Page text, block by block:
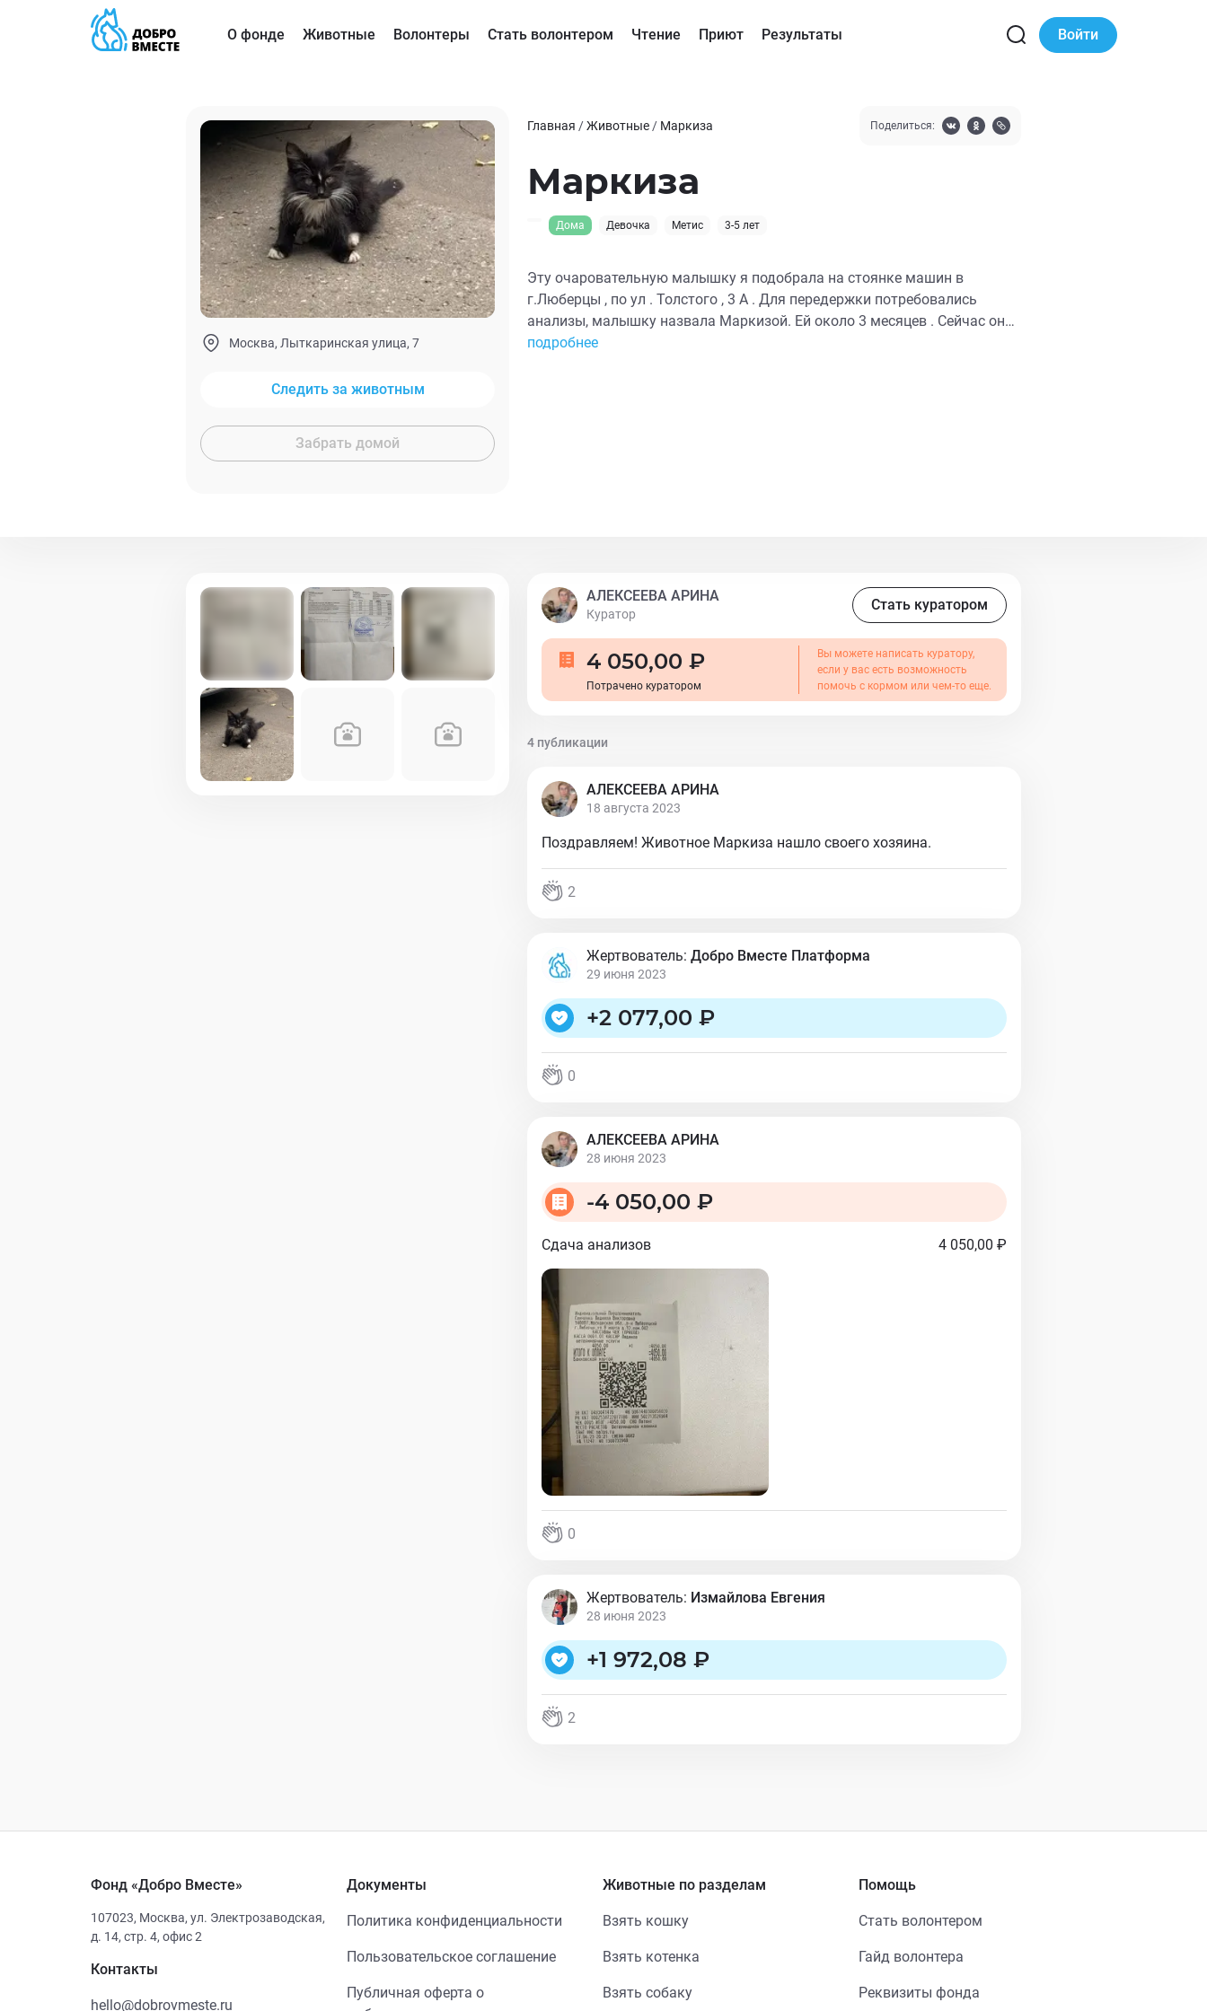
О фонде Животные Волонтеры Стать волонтером Чтение Приют Результаты Войти
Москва, Лыткаринская улица, 7
Следить за животным
Забрать домой
Главная /Животные / Маркиза Поделиться:
Маркиза
Дома Девочка Метис 3-5 лет
Эту очаровательную малышку я подобрала на стоянке машин в
г.Люберцы , по ул . Толстого , 3 А . Для передержки потребовались
анализы, малышку назвала Маркизой. Ей около 3 месяцев . Сейчас она
на передержке . Адаптируется . Ждём результатов анализов .
подробнее
АЛЕКСЕЕВА АРИНА
Куратор
Стать куратором
4 050,00 ₽
Потрачено куратором
Вы можете написать куратору,
если у вас есть возможность
помочь с кормом или чем-то еще.
4 публикации
АЛЕКСЕЕВА АРИНА
18 августа 2023
Поздравляем! Животное Маркиза нашло своего хозяина.
2
Жертвователь: Добро Вместе Платформа
29 июня 2023
+2 077,00 ₽
0
АЛЕКСЕЕВА АРИНА
28 июня 2023
-4 050,00 ₽
Сдача анализов 4 050,00 ₽
0
Жертвователь: Измайлова Евгения
28 июня 2023
+1 972,08 ₽
2
Фонд «Добро Вместе»
107023, Москва, ул. Электрозаводская,
д. 14, стр. 4, офис 2
Контакты
hello@dobrovmeste.ru
Документы
Политика конфиденциальности
Пользовательское соглашение
Публичная оферта о
Животные по разделам
Взять кошку
Взять котенка
Взять собаку
Помощь
Стать волонтером
Гайд волонтера
Реквизиты фонда